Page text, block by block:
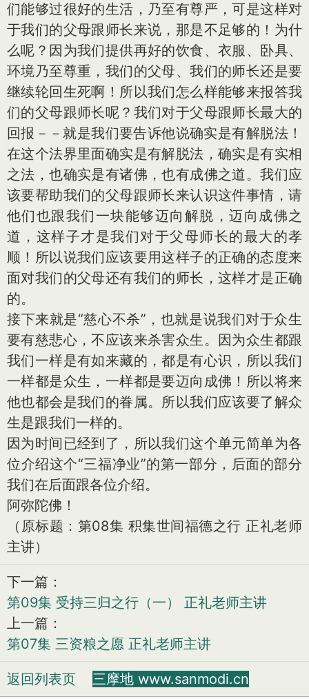
们能够过很好的生活，乃至有尊严，可是这样对
于我们的父母跟师长来说，那是不足够的！为什
么呢？因为我们提供再好的饮食、衣服、卧具、
环境乃至尊重，我们的父母、我们的师长还是要
继续轮回生死啊！所以我们怎么样能够来报答我
们的父母跟师长呢？我们对于父母跟师长最大的
回报－－就是我们要告诉他说确实是有解脱法！
在这个法界里面确实是有解脱法，确实是有实相
之法，也确实是有诸佛，也有成佛之道。我们应
该要帮助我们的父母跟师长来认识这件事情，请
他们也跟我们一块能够迈向解脱，迈向成佛之
道，这样子才是我们对于父母师长的最大的孝
顺！所以说我们应该要用这样子的正确的态度来
面对我们的父母还有我们的师长，这样才是正确
的。
接下来就是“慈心不杀”，也就是说我们对于众生
要有慈悲心，不应该来杀害众生。因为众生都跟
我们一样是有如来藏的，都是有心识，所以我们
一样都是众生，一样都是要迈向成佛！所以将来
他也都会是我们的眷属。所以我们应该要了解众
生是跟我们一样的。
因为时间已经到了，所以我们这个单元简单为各
位介绍这个“三福净业”的第一部分，后面的部分
我们在后面跟各位介绍。
阿弥陀佛！
（原标题：第08集 积集世间福德之行 正礼老师
主讲）
下一篇：
第09集 受持三归之行（一） 正礼老师主讲
上一篇：
第07集 三资粮之愿 正礼老师主讲
返回列表页 三摩地 www.sanmodi.cn